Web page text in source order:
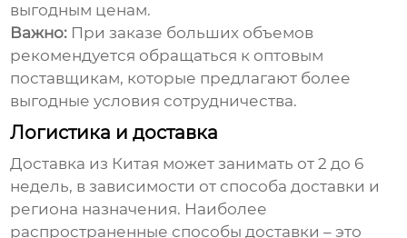
выгодным ценам.
Важно: При заказе больших объемов
рекомендуется обращаться к оптовым
поставщикам, которые предлагают более
выгодные условия сотрудничества.
Логистика и доставка
Доставка из Китая может занимать от 2 до 6
недель, в зависимости от способа доставки и
региона назначения. Наиболее
распространенные способы доставки – это